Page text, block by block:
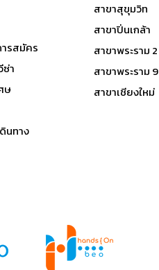
รสมัคร
ซ่า
ษ
นทาง
สาขาสุขุมวิท
สาขาปิ่นเกล้า
สาขาพระราม 2
สาขาพระราม 9
สาขาเชียงใหม่